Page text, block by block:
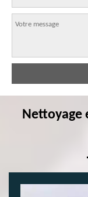
Nettoyage